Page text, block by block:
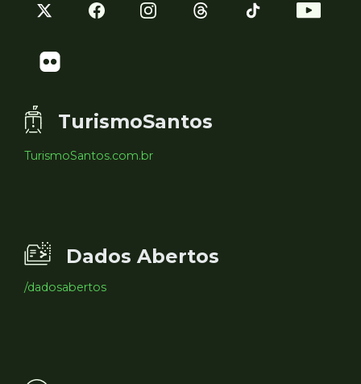
TurismoSantos
TurismoSantos.com.br
Dados Abertos
/dadosabertos